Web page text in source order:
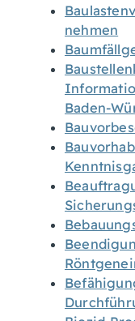
nehmen
Baden-